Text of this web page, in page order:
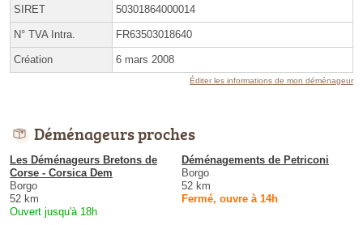
SIRET 50301864000014
N° TVA Intra. FR63503018640
Création 6 mars 2008
Éditer les informations de mon déménageur
Déménageurs proches
Les Déménageurs Bretons de
Corse - Corsica Dem
Borgo
52 km
Ouvert jusqu'à 18h
Déménagements de Petriconi
Borgo
52 km
Fermé, ouvre à 14h